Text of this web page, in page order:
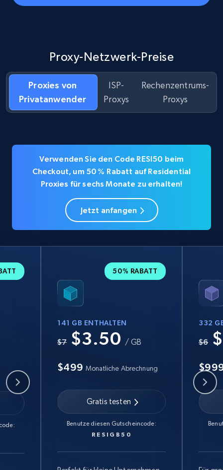
Proxy-Netzwerk-Preise
Proxies von
Privatanwender
ISP-
Proxys
Rechenzentrums-
Proxys
Verwenden Sie den Code RESI50 beim
Checkout, um 50 % Rabatt auf Residential
Proxies für sechs Monate zu erhalten!
Jetzt anfangen
50% RABATT
141 GB ENTHALTEN
$7 $3.50 / GB
$499 Monatliche Abrechnung
Gratis testen
Benutze diesen Gutscheincode:
RESIGB50
332
$6